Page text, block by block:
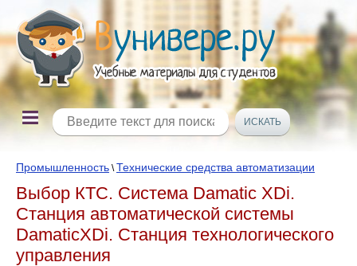
Промышленность \Технические средства автоматизации
Выбор КТС. Система Damatic XDi.
Станция автоматической системы
DamaticXDi. Станция технологического
управления